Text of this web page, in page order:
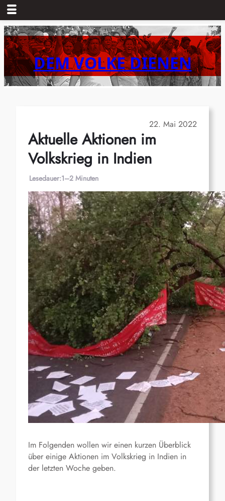
Zum
Inhalt
springenDEM VOLKE DIENEN
22. Mai 2022
Aktuelle Aktionen im
Volkskrieg in Indien
Lesedauer:1–2 Minuten
Im Folgenden wollen wir einen kurzen Überblick
über einige Aktionen im Volkskrieg in Indien in
der letzten Woche geben.